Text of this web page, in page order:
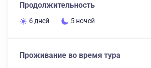
Продолжительность
6 дней 5 ночей
Проживание во время тура